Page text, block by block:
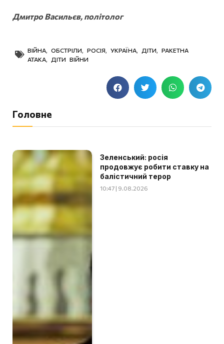
Дмитро Васильєв, політолог
ВІЙНА ОБСТРІЛИ РОСІЯ УКРАЇНА ДІТИ
РАКЕТНА
АТАКА
ДІТИ ВІЙНИ
Головне
Зеленський: росія
продовжує робити ставку на
балістичний терор
10:47 | 9.08.2026